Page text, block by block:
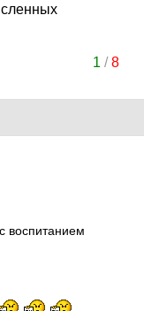
1 /8
воспитанием